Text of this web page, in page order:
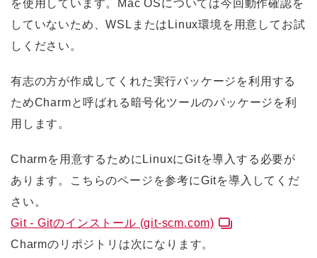
を使用しています。Mac OSについては今回動作確認を
していないため、WSLまたはLinux環境を用意してお試
しください。
有志の方が作成してくれた実行パッケージを利用する
ためCharmと呼ばれる暗号化ツールのパッケージを利
用します。
Charmを用意するためにLinuxにGitを導入する必要が
あります。こちらのページを参考にGitを導入してくだ
さい。
Git - Gitのインストール (git-scm.com)
Charmのリポジトリは次になります。